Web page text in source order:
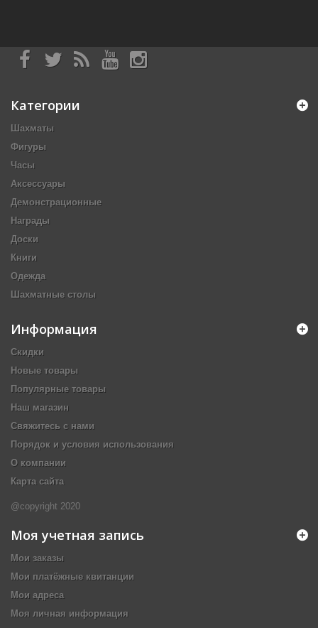
Категории
Шахматы
Фигуры
Часы
Аксессуары
Демонстрационные
Награды
Доски
Книги
Одежда
Шахматные столы
Информация
Скидки
Новые товары
Популярные товары
Наш магазин
Свяжитесь с нами
Порядок и условия использования
О компании
Карта сайта
@copyright 2020
Моя учетная запись
Мои заказы
Мои платёжные квитанции
Мои адреса
Моя личная информация